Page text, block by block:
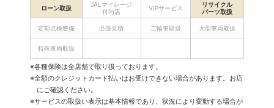
ローン取扱
JALマイレージ
付与店
VIPサービス
リサイクル
パーツ取扱
定期点検整備 出張見積 二輪車取扱 大型車両取扱
特殊車両取扱
※各種保険は全店舗で取り扱っております。
※全額のクレジットカード払いはお受けできない場合があります。お店
にご確認ください。
※サービスの取扱い表示は基本情報であり、状況により変動する場合が